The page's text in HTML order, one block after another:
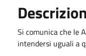
Si comunica che le
intendersi uguali a